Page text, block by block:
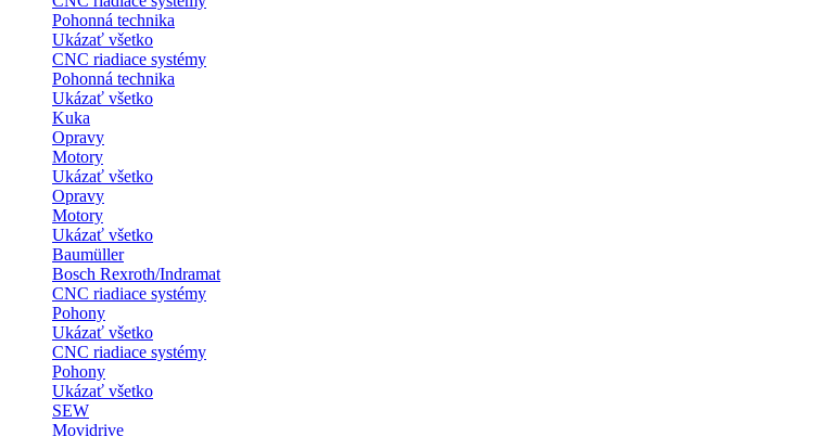
Pohonná technika
Ukázať všetko
CNC riadiace systémy
Pohonná technika
Ukázať všetko
Kuka
Opravy
Motory
Ukázať všetko
Opravy
Motory
Ukázať všetko
Baumüller
Bosch Rexroth/Indramat
CNC riadiace systémy
Pohony
Ukázať všetko
CNC riadiace systémy
Pohony
Ukázať všetko
SEW
Movidrive